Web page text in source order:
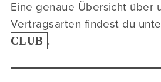
Eine genaue Übersicht über
Vertragsarten findest du
CLUB .